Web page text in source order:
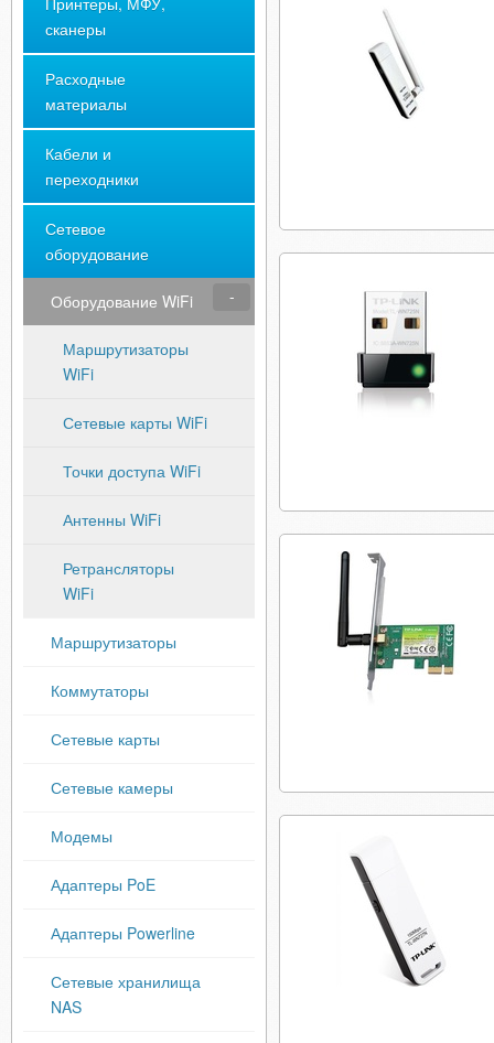
сканеры
Расходные
материалы
Кабели и
переходники
Сетевое
оборудование
Оборудование WiFi
Маршрутизаторы
WiFi
Сетевые карты WiFi
Точки доступа WiFi
Антенны WiFi
Ретрансляторы
WiFi
Маршрутизаторы
Коммутаторы
Сетевые карты
Сетевые камеры
Модемы
Адаптеры PoE
Адаптеры Powerline
Сетевые хранилища
NAS